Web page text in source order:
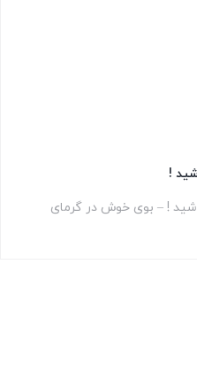
!
! – بوی خوش در گرمای